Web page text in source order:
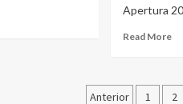
Apertura
Read More
Anterior 1 2